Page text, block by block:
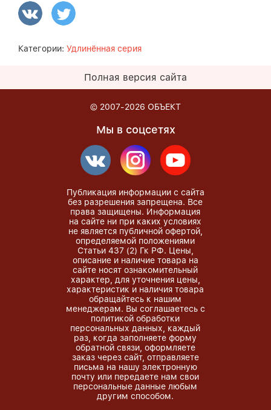
Категории: Удлинённая серия
Полная версия сайта
© 2007-2026 ОБЪЕКТ
Мы в соцсетях
Публикация информации с сайта
без разрешения запрещена. Все
права защищены. Информация
на сайте ни при каких условиях
не является публичной офертой,
определяемой положениями
Статьи 437 (2) Гк РФ. Цены,
описание и наличие товара на
сайте носят ознакомительный
характер, для уточнения цены,
характеристик и наличия товара
обращайтесь к нашим
менеджерам. Вы соглашаетесь с
политикой обработки
персональных данных, каждый
раз, когда заполняете форму
обратной связи, оформляете
заказ через сайт, отправляете
письма на нашу электронную
почту или передаете нам свои
персональные данные любым
другим способом.